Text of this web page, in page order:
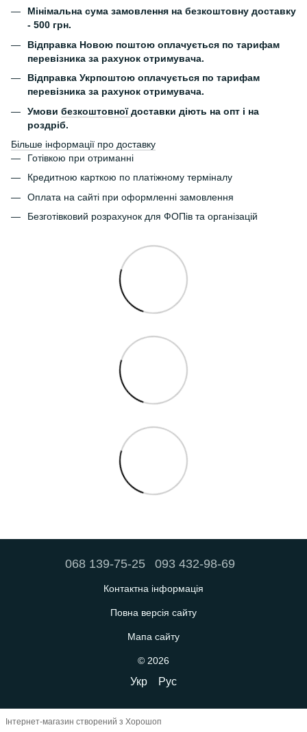
Мінімальна сума замовлення на безкоштовну доставку
- 500 грн.
Відправка Новою поштою оплачується по тарифам
перевізника за рахунок отримувача.
Відправка Укрпоштою оплачується по тарифам
перевізника за рахунок отримувача.
Умови безкоштовноїдоставки діють на опт і на
роздріб.
Більше інформації про доставку
Готівкою при отриманні
Кредитною карткою по платіжному терміналу
Оплата на сайті при оформленні замовлення
Безготівковий розрахунок для ФОПів та організацій
068 139-75-25 093 432-98-69
Контактна інформація
Повна версія сайту
Мапа сайту
© 2026
Укр Рус
Інтернет-магазин створений з Хорошоп